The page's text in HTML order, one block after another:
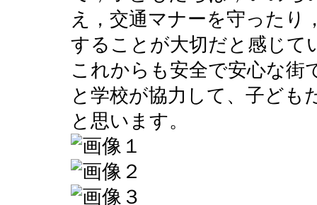
え，交通マナーを守ったり
することが大切だと感じて
これからも安全で安心な街
と学校が協力して、子ども
と思います。